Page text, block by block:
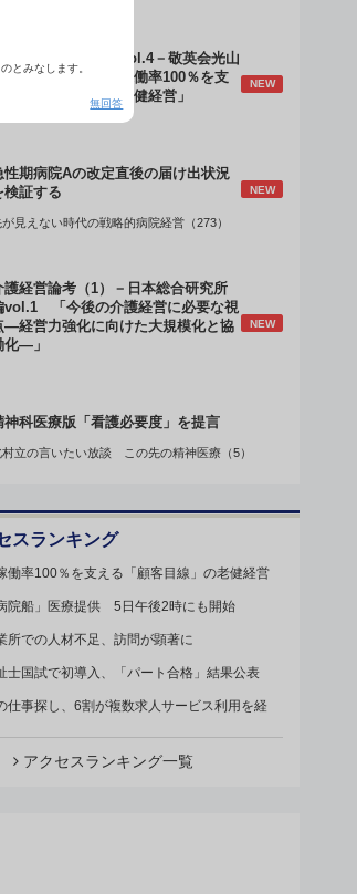
護経営のデザインVol.4－敬英会光山
理事長 「驚異の稼働率100％を支
る『顧客目線』の老健経営」
NEW
性期病院Aの改定直後の届け出状況
検証する
NEW
が見えない時代の戦略的病院経営（273）
護経営論考（1）－日本総合研究所
vol.1 「今後の介護経営に必要な視
―経営力強化に向けた大規模化と協
化―」
NEW
神科医療版「看護必要度」を提言
村立の言いたい放談 この先の精神医療（5）
スランキング
働率100％を支える「顧客目線」の老健経営
院船」医療提供 5日午後2時にも開始
所での人材不足、訪問が顕著に
士国試で初導入、「パート合格」結果公表
仕事探し、6割が複数求人サービス利用を経
アクセスランキング一覧
とみなします。
無回答